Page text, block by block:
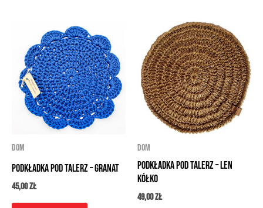
DOM
Podkładka pod talerz – granat
45,00zł
DOM
Podkładka pod talerz – len
kółko
49,00zł